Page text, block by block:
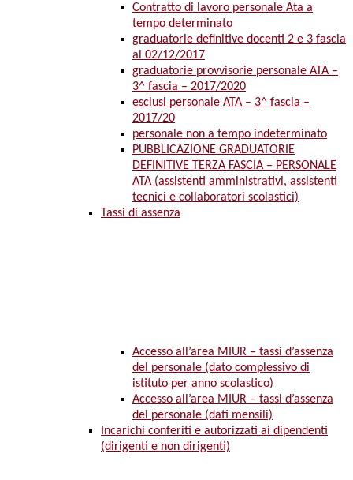
Contratto di lavoro personale Ata a
tempo determinato
graduatorie definitive docenti 2 e 3 fascia
al 02/12/2017
graduatorie provvisorie personale ATA –
3^ fascia – 2017/2020
esclusi personale ATA – 3^ fascia –
2017/20
personale non a tempo indeterminato
PUBBLICAZIONE GRADUATORIE
DEFINITIVE TERZA FASCIA – PERSONALE
ATA (assistenti amministrativi, assistenti
tecnici e collaboratori scolastici)
Tassi di assenza
Accesso all’area MIUR – tassi d’assenza
del personale (dato complessivo di
istituto per anno scolastico)
Accesso all’area MIUR – tassi d’assenza
del personale (dati mensili)
Incarichi conferiti e autorizzati ai dipendenti
(dirigenti e non dirigenti)